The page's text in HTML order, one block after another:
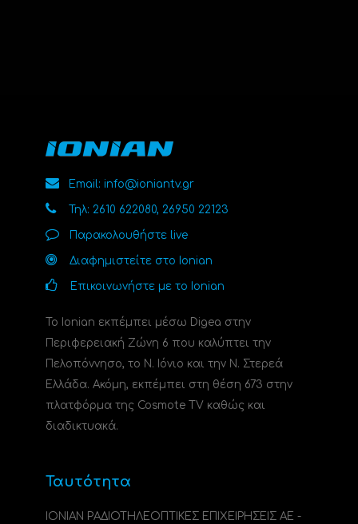
Email: info@ioniantv.gr
Τηλ: 2610 622080, 26950 22123
Παρακολουθήστε live
Διαφημιστείτε στο Ionian
Επικοινωνήστε με το Ionian
Το Ionian εκπέμπει μέσω Digea στην
Περιφερειακή Ζώνη 6 που καλύπτει την
Πελοπόννησο, το N. Ιόνιο και την Ν. Στερεά
Ελλάδα. Ακόμη, εκπέμπει στη θέση 673 στην
πλατφόρμα της Cosmote TV καθώς και
διαδικτυακά.
Ταυτότητα
ΙΟΝΙΑΝ ΡΑΔΙΟΤΗΛΕΟΠΤΙΚΕΣ ΕΠΙΧΕΙΡΗΣΕΙΣ ΑΕ -